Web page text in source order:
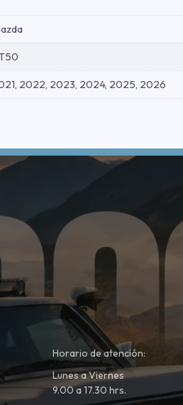
2022, 2023, 2024, 2025, 2026
Horario de atención:
Lunes a Viernes
9.00 a 17.30 hrs.